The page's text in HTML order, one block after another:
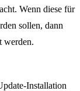
Wenn diese für
sollen, dann
werden.
Installation